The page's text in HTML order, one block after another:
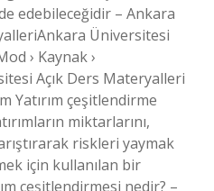
edebileceğidir – Ankara
Üniversitesi
› Kaynak ›
Açık Ders Materyalleri
Yatırım çeşitlendirme
miktarlarını,
riskleri yaymak
için kullanılan bir
çeşitlendirmesi nedir? –